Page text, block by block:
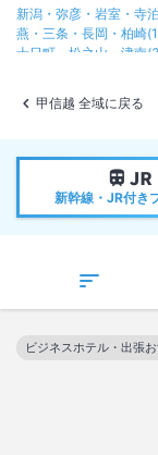
新潟・弥彦・岩室・寺泊
燕・三条・長岡・柏崎(
十日町・松之山・津南(3
甲信越 全域に戻る
新幹線・JR付き
ビジネスホテル・出張
この絞り込み条件を解除